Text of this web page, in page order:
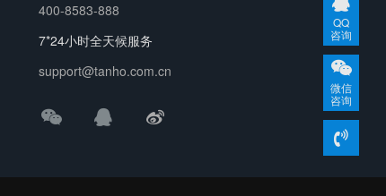
400-8583-888
7*24小时全天候服务
support@tanho.com.cn
QQ
咨询
微信
咨询